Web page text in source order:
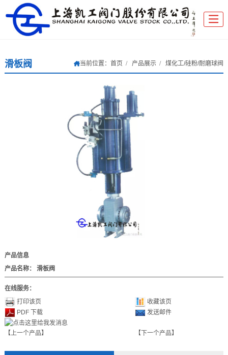
滑板阀 当前位置： 首页 产品展示 煤化工/硅粉/耐磨球阀
产品信息
产品名称：
滑板阀
在线服务：
打印该页
收藏该页
PDF 下载
发送邮件
【上一个产品】 【下一个产品】